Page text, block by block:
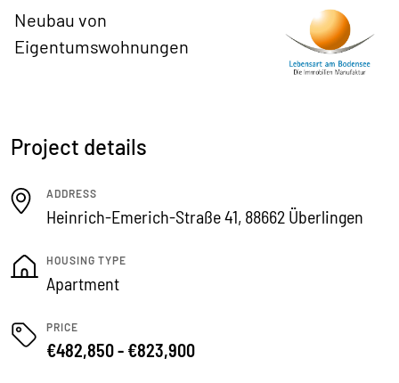
Neubau von
Eigentumswohnungen
Project details
ADDRESS
Heinrich-Emerich-Straße 41, 88662 Überlingen
HOUSING TYPE
Apartment
PRICE
€482,850 - €823,900